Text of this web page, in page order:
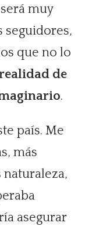
muy
seguidores,
que no lo
de
.
país. Me
más
naturaleza,
asegurar